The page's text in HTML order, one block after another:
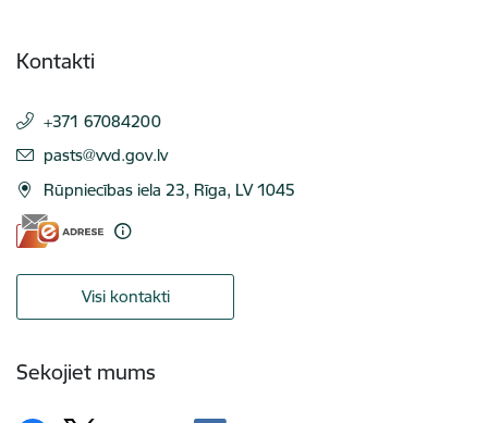
Kontakti
+371 67084200
E-pasts:
pasts@vvd.gov.lv
Rūpniecības iela 23, Rīga, LV 1045
Visi kontakti
Sekojiet mums